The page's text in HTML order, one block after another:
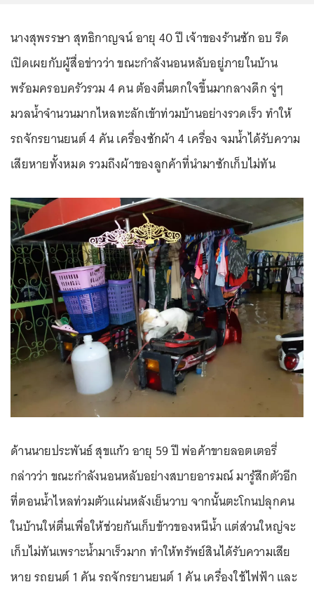
นางสุพรรษา สุทธิกาญจน์ อายุ 40 ปี เจ้าของร้านซัก อบ รีด
เปิดเผยกับผู้สื่อข่าวว่า ขณะกำลังนอนหลับอยู่ภายในบ้าน
พร้อมครอบครัวรวม 4 คน ต้องตื่นตกใจขึ้นมากลางดึก จู่ๆ
มวลน้ำจำนวนมากไหลทะลักเข้าท่วมบ้านอย่างรวดเร็ว ทำให้
รถจักรยานยนต์ 4 คัน เครื่องซักผ้า 4 เครื่อง จมน้ำได้รับความ
เสียหายทั้งหมด รวมถึงผ้าของลูกค้าที่นำมาซักเก็บไม่ทัน
ด้านนายประพันธ์ สุขแก้ว อายุ 59 ปี พ่อค้าขายลอตเตอรี่
กล่าวว่า ขณะกำลังนอนหลับอย่างสบายอารมณ์ มารู้สึกตัวอีก
ที่ตอนน้ำไหลท่วมตัวแผ่นหลังเย็นวาบ จากนั้นตะโกนปลุกคน
ในบ้านให่ตื่นเพื่อให้ช่วยกันเก็บข้าวของหนีน้ำ แต่ส่วนใหญ่จะ
เก็บไม่ทันเพราะน้ำมาเร็วมาก ทำให้ทรัพย์สินได้รับความเสีย
หาย รถยนต์ 1 คัน รถจักรยานยนต์ 1 คัน เครื่องใช้ไฟฟ้า และ